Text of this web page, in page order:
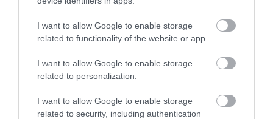
I want to allow Google to enable storage
related to functionality of the website or app.
I want to allow Google to enable storage
related to personalization.
I want to allow Google to enable storage
related to security, including authentication
usturoiul tocat mult mai gustos